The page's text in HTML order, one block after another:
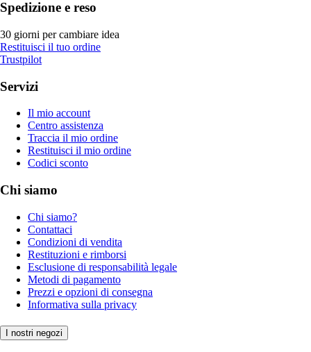
Spedizione e reso
30 giorni per cambiare idea
Restituisci il tuo ordine
Trustpilot
Servizi
Il mio account
Centro assistenza
Traccia il mio ordine
Restituisci il mio ordine
Codici sconto
Chi siamo
Chi siamo?
Contattaci
Condizioni di vendita
Restituzioni e rimborsi
Esclusione di responsabilità legale
Metodi di pagamento
Prezzi e opzioni di consegna
Informativa sulla privacy
I nostri negozi